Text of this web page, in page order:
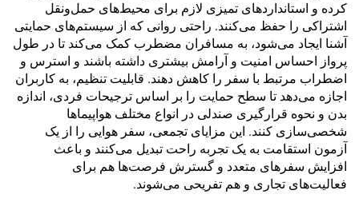
کرده و استانداردهای تمیزی لازم برای محیط‌های حمل‌ونقل
اشتراکی را حفظ می‌کنند. راحتی روانی که از سیستم‌های حمایتی
آشنا ایجاد می‌شود، به مسافران مضطرب کمک می‌کند تا در طول
پرواز احساس امنیت و آرامش بیشتری داشته باشند و استرس و
اضطراب مرتبط با سفر را کاهش دهند. قابلیت تنظیم، به کاربران
اجازه می‌دهد تا سطح حمایت را بر اساس ترجیحات فردی، اندازه
بدن و نحوه قرارگیری صندلی در انواع مختلف هواپیماها
شخصی‌سازی کنند. این مزایای تجمعی، سفر هوایی را از یک
آزمون استقامت به یک تجربه راحت تبدیل می‌کنند و باعث
افزایش سفرهای متعدد و گسترش فرصت‌ها هم برای
فعالیت‌های تجاری و هم تفریحی می‌شوند.